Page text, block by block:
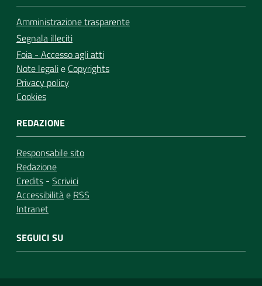
Amministrazione trasparente
Segnala illeciti
Foia - Accesso agli atti
Note legalie Copyrights
Privacy policy
Cookies
REDAZIONE
Responsabile sito
Redazione
Credits - Scrivici
Accessibilitàe RSS
Intranet
SEGUICI SU